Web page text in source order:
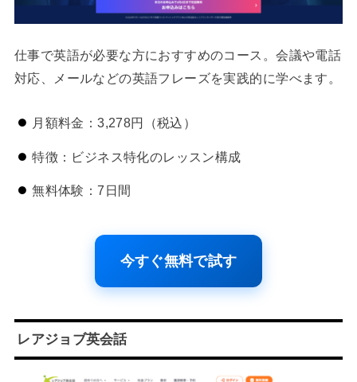
仕事で英語が必要な方におすすめのコース。会議や電話
対応、メールなどの英語フレーズを実践的に学べます。
月額料金：3,278円（税込）
特徴：ビジネス特化のレッスン構成
無料体験：7日間
今すぐ無料で試す
レアジョブ英会話